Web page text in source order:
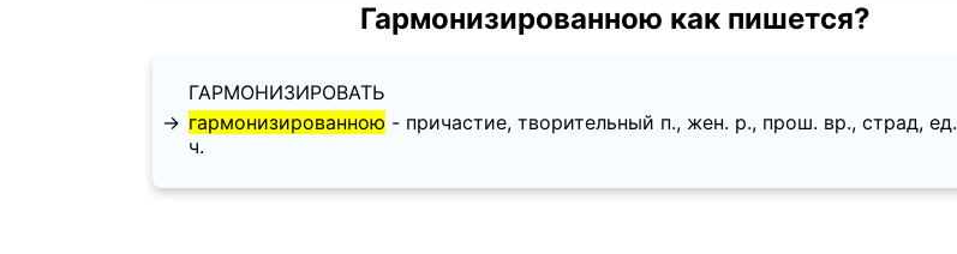
Гармонизированною как пишется?
ГАРМОНИЗИРОВАТЬ
→ гармонизированною - причастие, творительный п., жен. p., прош. вр., страд, ед.
ч.